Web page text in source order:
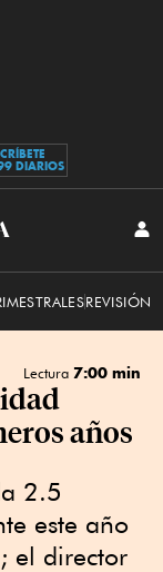
DIARIOS
REVISIÓN
Lectura 7:00 min
años
2.5
este año
el director